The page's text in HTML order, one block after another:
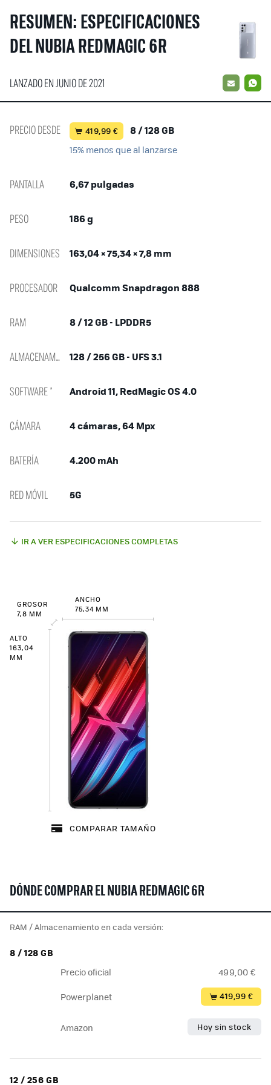
RESUMEN: ESPECIFICACIONES
DEL NUBIA REDMAGIC 6R
LANZADO EN JUNIO DE 2021 EMAIL
PRECIO DESDE 419,99 € 8 / 128 GB
15% menos que al lanzarse
PANTALLA 6,67 pulgadas
PESO 186 g
DIMENSIONES 163,04 × 75,34 × 7,8 mm
PROCESADOR Qualcomm Snapdragon 888
RAM 8 / 12 GB - LPDDR5
ALMACENAMIENTO 128 / 256 GB - UFS 3.1
SOFTWARE * Android 11, RedMagic OS 4.0
CÁMARA 4 cámaras, 64 Mpx
BATERÍA 4.200 mAh
RED MÓVIL 5G
IR A VER ESPECIFICACIONES COMPLETAS
GROSOR
7,8 MM
ANCHO
75,34 MM
ALTO
163,04
MM
COMPARAR TAMAÑO
DÓNDE COMPRAR EL NUBIA REDMAGIC 6R
RAM / Almacenamiento en cada versión:
8 / 128 GB
Precio oficial 499,00 €
Powerplanet 419,99 €
Amazon Hoy sin stock
12 / 256 GB